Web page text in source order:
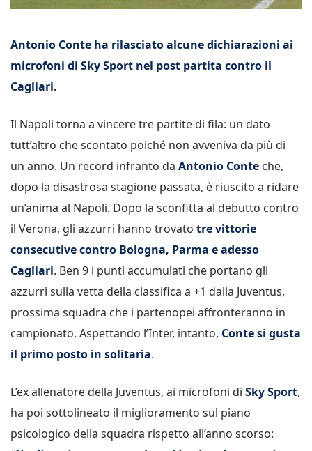
Antonio Conte ha rilasciato alcune dichiarazioni ai
microfoni di Sky Sport nel post partita contro il
Cagliari.
Il Napoli torna a vincere tre partite di fila: un dato
tutt’altro che scontato poiché non avveniva da più di
un anno. Un record infranto da Antonio Conte che,
dopo la disastrosa stagione passata, è riuscito a ridare
un’anima al Napoli. Dopo la sconfitta al debutto contro
il Verona, gli azzurri hanno trovato tre vittorie
consecutive contro Bologna, Parma e adesso
Cagliari. Ben 9 i punti accumulati che portano gli
azzurri sulla vetta della classifica a +1 dalla Juventus,
prossima squadra che i partenopei affronteranno in
campionato. Aspettando l’Inter, intanto, Conte si gusta
il primo posto in solitaria.
L’ex allenatore della Juventus, ai microfoni di Sky Sport,
ha poi sottolineato il miglioramento sul piano
psicologico della squadra rispetto all’anno scorso: